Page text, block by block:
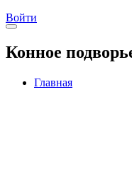
Войти
Конное
Главная